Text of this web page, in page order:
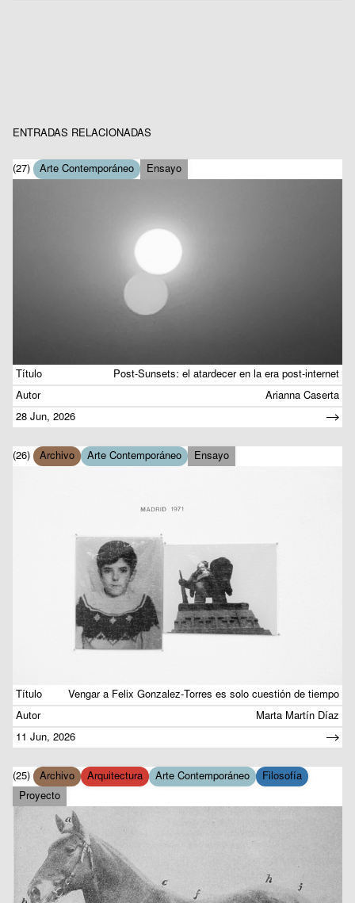
ENTRADAS RELACIONADAS
(27) Arte Contemporáneo Ensayo
Título
Post-Sunsets: el atardecer en la era post-internet
Autor
Arianna Caserta
28 Jun, 2026
(26) Archivo Arte Contemporáneo Ensayo
Título
Vengar a Felix Gonzalez-Torres es solo cuestión de tiempo
Autor
Marta Martín Díaz
11 Jun, 2026
(25) Archivo Arquitectura Arte Contemporáneo
Filosofía
Proyecto